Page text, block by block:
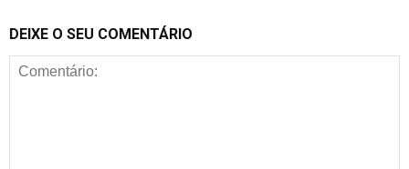
DEIXE O SEU COMENTÁRIO